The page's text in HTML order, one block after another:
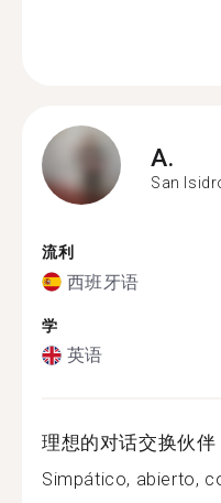
A.
San
流利
西班牙语
学
英语
理想的对话交换伙伴
Simpático, abierto,